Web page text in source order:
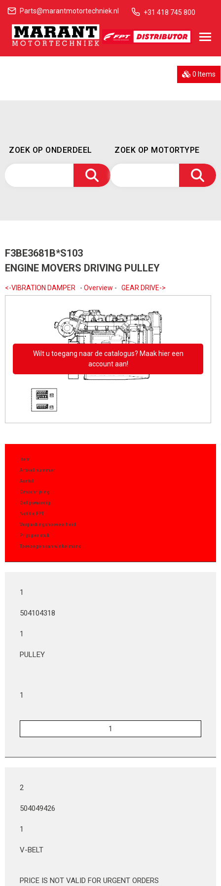
Parts@marantmotortechniek.nl +31 418 745 800
0 Items
ZOEK OP ONDERDEEL ZOEK OP MOTORTYPE
F3BE3681B*S103
ENGINE MOVERS DRIVING PULLEY
<-VIBRATION DAMPER - Overview - GEAR DRIVE->
Wilt u toegang naar de catalogus? Maak hier een
account aan!
Item
Artikel nummer
Aantal
Omschrijving
Gelijkwaardig
Notitie FPT
Verpakkingshoeveelheid
Prijs per stuk
Toevoegen aan winkelmand
1
504104318
1
PULLEY
1
2
504049426
1
V-BELT
PRICE IS NOT VALID FOR URGENT ORDERS